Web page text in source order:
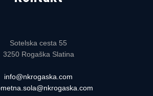
Sotelska cesta 55
3250 Rogaška Slatina
info@nkrogaska.com